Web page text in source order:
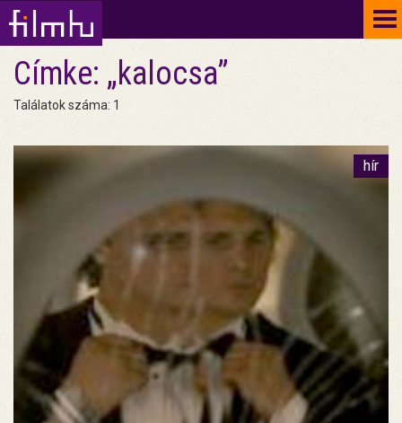
Címke: „kalocsa”
Találatok száma: 1
hír